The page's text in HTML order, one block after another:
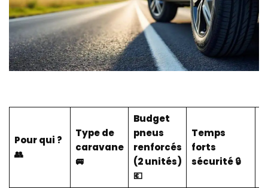
Pour qui ?
👥
Type de
caravane
🚐
Budget
pneus
renforcés
(2 unités)
💶
Temps
forts
sécurité 🔒